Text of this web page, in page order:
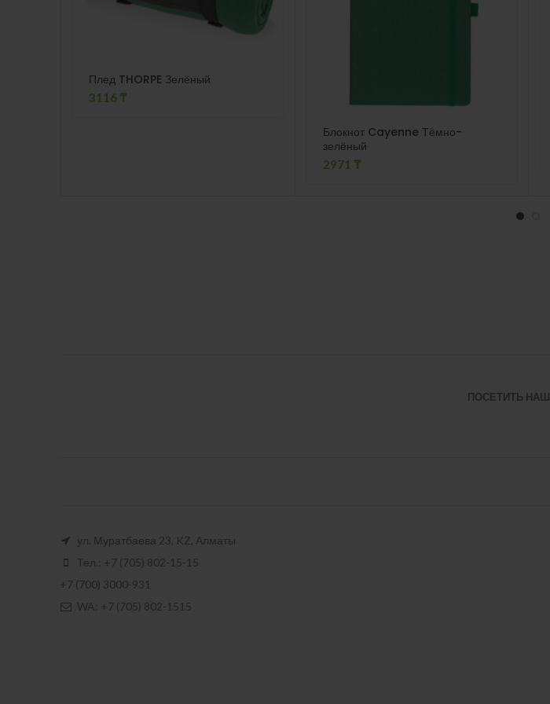
Плед THORPE Зелёный
3116 ₸
Блокнот Cayenne Тёмно-
зелёный
2971 ₸
ПОСЕТИТЬ НАШ
ул. Муратбаева 23, KZ, Алматы
Тел.: +7 (705) 802-15-15
+7 (700) 3000-931
WA: +7 (705) 802-1515